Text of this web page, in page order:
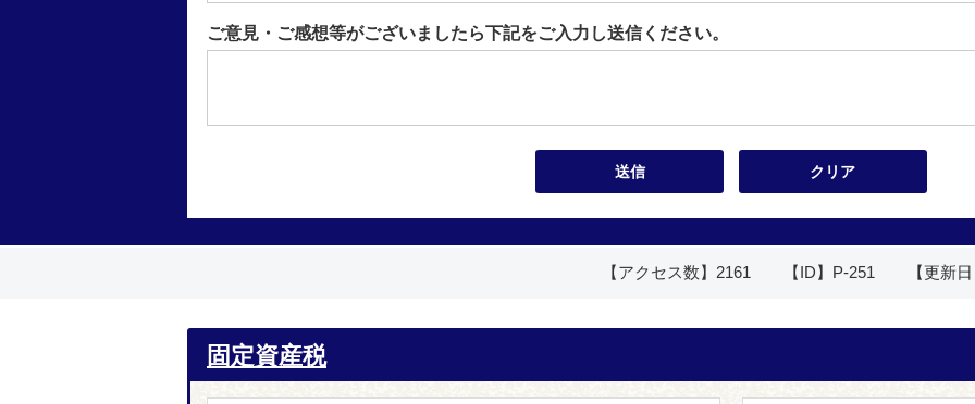
ご意見・ご感想等がございましたら下記をご入力し送信ください。
【アクセス数】 2161 【ID】 P-251 【更新
固定資産税